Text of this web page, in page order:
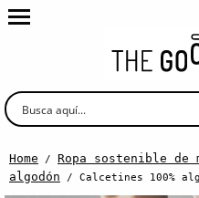
Home / Ropa sostenible de
algodón / Calcetines 100%